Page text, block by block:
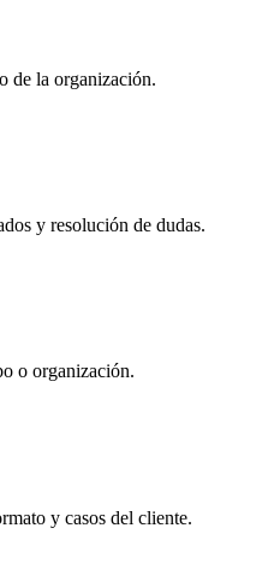
de la organización.
y resolución de dudas.
o organización.
y casos del cliente.